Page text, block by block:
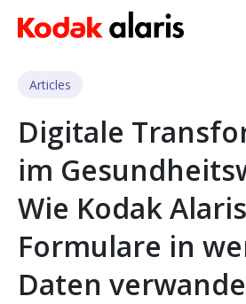
Skip to main content
Articles
Digitale
im
Wie Kodak Alaris
Formulare in
Daten